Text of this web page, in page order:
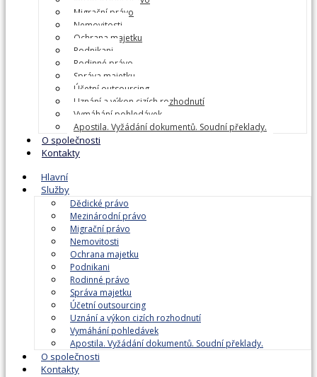
Migrační právo
Nemovitosti
Ochrana majetku
Podnikani
Rodinné právo
Správa majetku
Účetní outsourcing
Uznání a výkon cizích rozhodnutí
Vymáhání pohledávek
Apostila. Vyžádání dokumentů. Soudní překlady.
O společnosti
Kontakty
Hlavní
Služby
Dědické právo
Mezinárodní právo
Migrační právo
Nemovitosti
Ochrana majetku
Podnikani
Rodinné právo
Správa majetku
Účetní outsourcing
Uznání a výkon cizích rozhodnutí
Vymáhání pohledávek
Apostila. Vyžádání dokumentů. Soudní překlady.
O společnosti
Kontakty